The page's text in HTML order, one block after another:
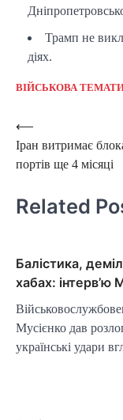
Трамп не
діях.
ВІЙСЬКОВА
Post
navigation
⟵
Іран витримає
портів ще 4 місяці
Related
Балістика,
хабах: інтерв’ю
Мусієнко дав
українські удари